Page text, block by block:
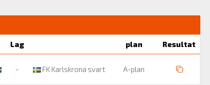
Lag plan Resultat
- FK Karlskrona svart A-plan